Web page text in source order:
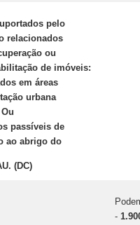
pelo
relacionados
ou
de imóveis:
em áreas
urbana
Ou
passíveis de
ao abrigo do
(DC)
-